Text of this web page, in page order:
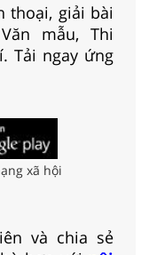
thoại, giải bài
mẫu, Thi
Tải ngay ứng
xã hội
và chia sẻ